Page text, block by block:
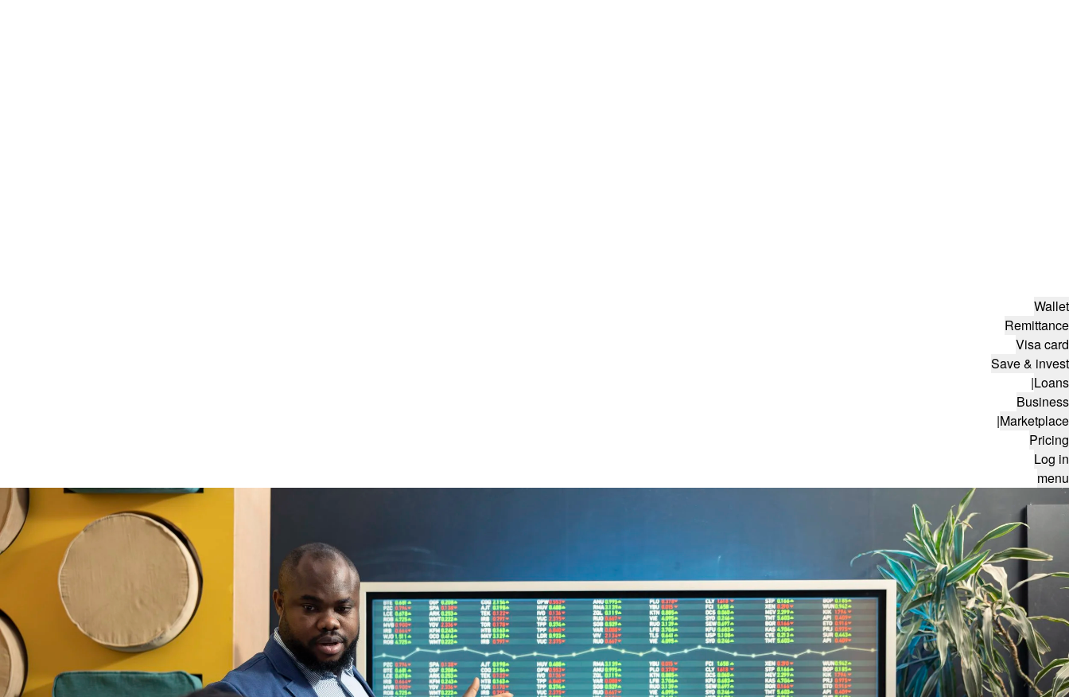
Wallet
Remittance
Visa card
Save & invest
Loans
|
Business
Marketplace
|
Pricing
Log in
menu